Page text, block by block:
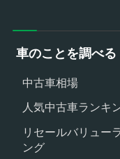
車のことを調べる
中古車相場
人気中古車ランキ
リセールバリュー
ング